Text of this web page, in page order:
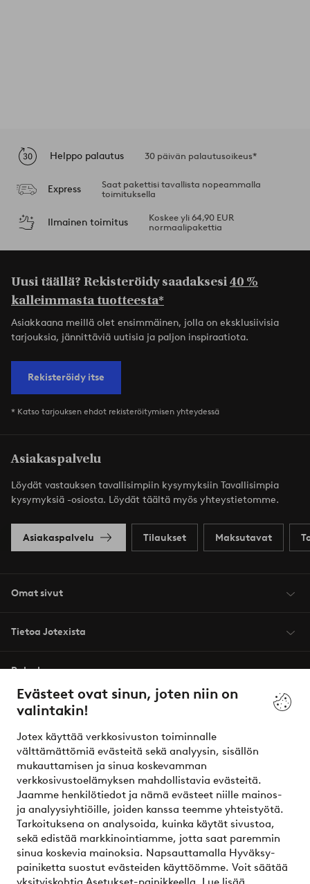
Evästeet ovat sinun, joten niin on
valintakin!
Jotex käyttää verkkosivuston toiminnalle
välttämättömiä evästeitä sekä analyysin, sisällön
mukauttamisen ja sinua koskevamman
verkkosivustoelämyksen mahdollistavia evästeitä.
Jaamme henkilötiedot ja nämä evästeet niille mainos-
ja analyysiyhtiöille, joiden kanssa teemme yhteistyötä.
Tarkoituksena on analysoida, kuinka käytät sivustoa,
sekä edistää markkinointiamme, jotta saat paremmin
sinua koskevia mainoksia. Napsauttamalla Hyväksy-
painiketta suostut evästeiden käyttöömme. Voit säätää
Helppo palautus 30 päivän palautusoikeus*
Express
Saat pakettisi tavallista nopeammalla
toimituksella
Ilmainen toimitus
Koskee yli 64,90 EUR
normaalipakettia
Uusi täällä? Rekisteröidy saadaksesi40 %
kalleimmasta tuotteesta*
Asiakkaana meillä olet ensimmäinen, jolla on eksklusiivisia
tarjouksia, jännittäviä uutisia ja paljon inspiraatiota.
Rekisteröidy itse
* Katso tarjouksen ehdot rekisteröitymisen yhteydessä
Asiakaspalvelu
Löydät vastauksen tavallisimpiin kysymyksiin Tavallisimpia
kysymyksiä -osiosta. Löydät täältä myös yhteystietomme.
Asiakaspalvelu Tilaukset Maksutavat
Omat sivut
Tietoa Jotexista
Palvelumme
Ehdot
Ystävät
Turvalliset maksut – maksa nyt tai erissä
Haluatko tietää lisää maksuvaihtoehdoistamme?
elpy